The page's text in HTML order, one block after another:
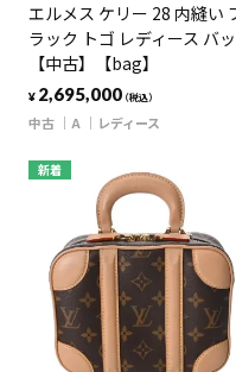
エルメス ケリー 28 内縫い
ラック トゴ レディース バ
【中古】【bag】
¥ 2,695,000（税込）
中古 A レディース
新着